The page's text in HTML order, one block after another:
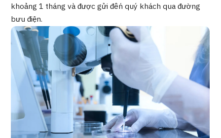
Nội dung nổi bật
Tin tức
Dành cho cơ sở y tế
Công ty vận hành
Chính sách bảo vệ dữ liệu cá nhân
khoảng 1 tháng và được gửi đến quý khách qua đường
bưu điện.